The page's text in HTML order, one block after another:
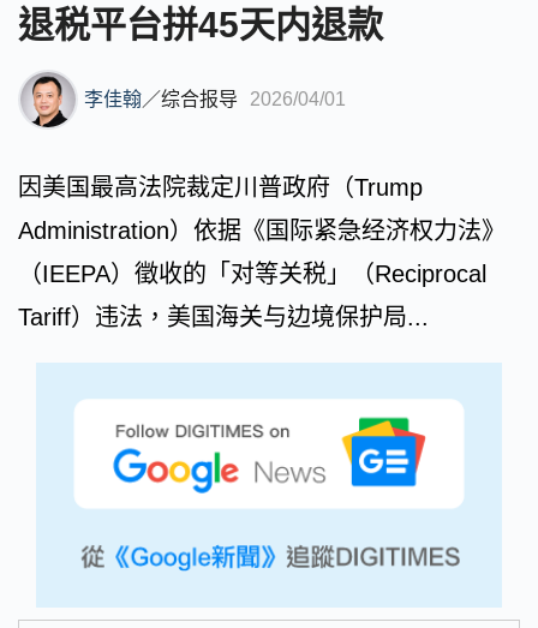
退税平台拼45天内退款
李佳翰／综合报导 2026/04/01
因美国最高法院裁定川普政府（Trump
Administration）依据《国际紧急经济权力法》
（IEEPA）徵收的「对等关税」（Reciprocal
Tariff）违法，美国海关与边境保护局...